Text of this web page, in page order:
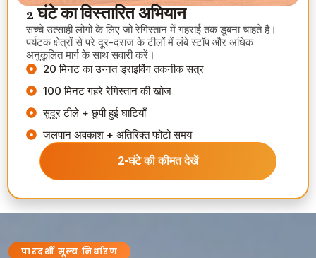
2 घंटे का विस्तारित अभियान
सच्चे उत्साही लोगों के लिए जो रेगिस्तान में गहराई तक डूबना चाहते हैं।
पर्यटक क्षेत्रों से परे दूर-दराज के टीलों में लंबे स्टॉप और अधिक
अनुकूलित मार्ग के साथ सवारी करें।
20 मिनट का उन्नत ड्राइविंग तकनीक सत्र
100 मिनट गहरे रेगिस्तान की खोज
सुदूर टीले + छुपी हुई घाटियाँ
जलपान अवकाश + अतिरिक्त फोटो समय
2-घंटे की कीमत देखें
पारदर्शी मूल्य निर्धारण